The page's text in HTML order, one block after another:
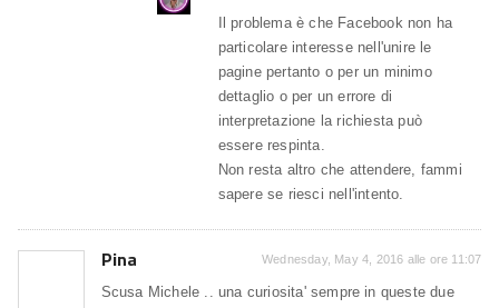
Il problema è che Facebook non ha
particolare interesse nell'unire le
pagine pertanto o per un minimo
dettaglio o per un errore di
interpretazione la richiesta può
essere respinta.
Non resta altro che attendere, fammi
sapere se riesci nell'intento.
Pina Wednesday, May 4, 2016 alle ore 11:07
Scusa Michele .. una curiosita' sempre in queste due